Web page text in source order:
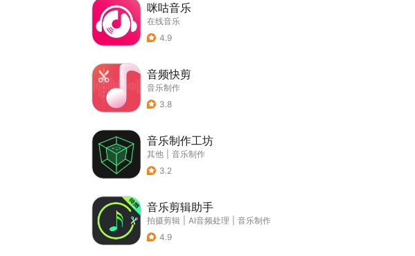
咪咕音乐
在线音乐
4.9
音频快剪
音乐制作
3.8
音乐制作工坊
其他
音乐制作
3.2
音乐剪辑助手
拍摄剪辑 AI音频处理
音乐制作
4.9